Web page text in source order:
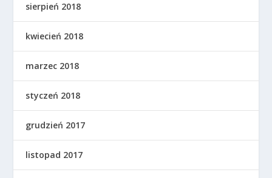
sierpień 2018
kwiecień 2018
marzec 2018
styczeń 2018
grudzień 2017
listopad 2017